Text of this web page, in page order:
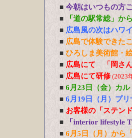
■ 今朝はいつもの方
■
「道の駅常総」か
■ 広島風の次はハワ
■ 広島で体験できた
■ ひろしま美術館・
■ 広島にて 「岡さん
■ 広島にて研修(2023
■ 6月23日（金）カ
■ 6月19日（月）プ
■ お客様の「ステン
■
「interior lifestyle
■ 6月5日（月）から